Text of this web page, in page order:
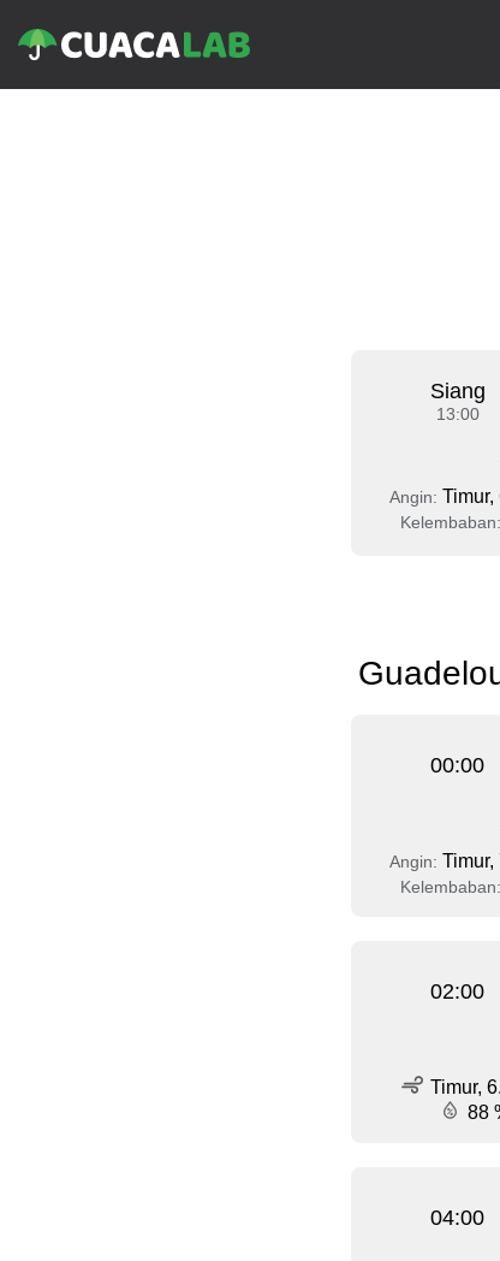
Siang
13:00
Angin: Timur,
Kelembaban:
00:00
Angin: Timur,
Kelembaban:
02:00
Timur,
88
04:00